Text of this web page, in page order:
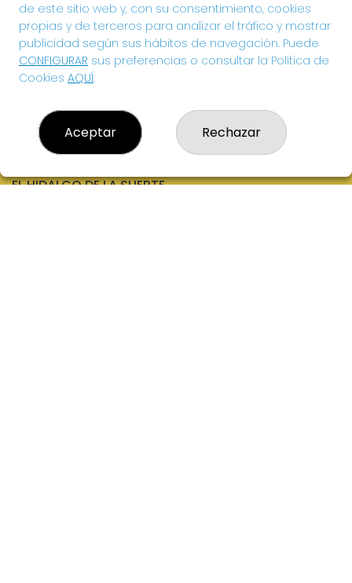
EL HIDALGO DE LA SUERTE
de este sitio web y, con su consentimiento, cookies
propias y de terceros para analizar el tráfico y mostrar
publicidad según sus hábitos de navegación. Puede
CONFIGURAR sus preferencias o consultar la Política de
Cookies AQUÍ.
Aceptar Rechazar